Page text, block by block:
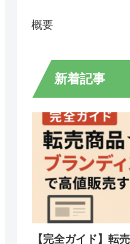
概要
新着記事
【完全ガイド】転